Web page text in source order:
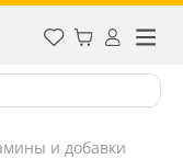
и добавки